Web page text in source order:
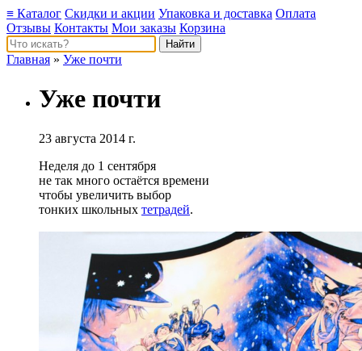
≡ Каталог Скидки и акции Упаковка и доставка Оплата
Отзывы Контакты Мои заказы Корзина
Главная » Уже почти
Уже почти
23 августа 2014 г.
Неделя до 1 сентября
не так много остаётся времени
чтобы увеличить выбор
тонких школьных тетрадей.